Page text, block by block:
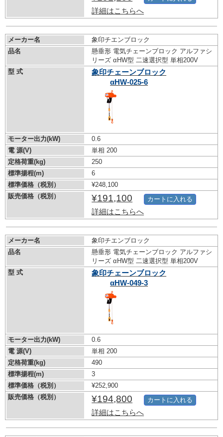
詳細はこちらへ
メーカー名
象印チエンブロック
品名
懸垂形 電気チェーンブロック アルファシ
リーズ αHW型 二速選択型 単相200V
型 式
象印チェーンブロック
αHW-025-6
モーター出力(kW)
0.6
電 源(V)
単相 200
定格荷重(kg)
250
標準揚程(m)
6
標準価格（税別）
¥248,100
販売価格（税別）
¥191,100
詳細はこちらへ
カートに入れる
メーカー名
象印チエンブロック
品名
懸垂形 電気チェーンブロック アルファシ
リーズ αHW型 二速選択型 単相200V
型 式
象印チェーンブロック
αHW-049-3
モーター出力(kW)
0.6
電 源(V)
単相 200
定格荷重(kg)
490
標準揚程(m)
3
標準価格（税別）
¥252,900
販売価格（税別）
¥194,800
詳細はこちらへ
カートに入れる